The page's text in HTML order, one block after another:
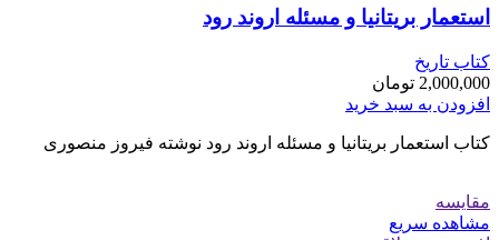
استعمار بریتانیا و مسئله اروند رود
کتاب تاریخ
2,000,000 تومان
افزودن به سبد خرید
کتاب استعمار بریتانیا و مسئله اروند رود نوشته فیروز منصوری
مقایسه
مشاهده سریع